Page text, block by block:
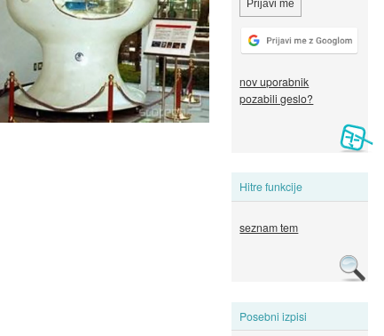
nov uporabnik
pozabili geslo?
Hitre funkcije
seznam tem
Posebni izpisi